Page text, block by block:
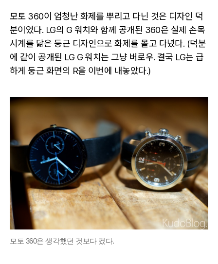
모토 360이 엄청난 화제를 뿌리고 다닌 것은 디자인 덕
분이었다. LG의 G 워치와 함께 공개된 360은 실제 손목
시계를 닮은 둥근 디자인으로 화제를 몰고 다녔다. (덕분
에 같이 공개된 LG G 워치는 그냥 버로우. 결국 LG는 급
하게 둥근 화면의 R을 이번에 내놓았다.)
모토 360은 생각했던 것보다 컸다.